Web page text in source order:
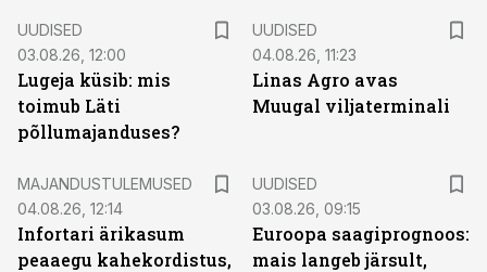
UUDISED
03.08.26, 12:00
Lugeja küsib: mis
toimub Läti
põllumajanduses?
UUDISED
04.08.26, 11:23
Linas Agro avas
Muugal viljaterminali
MAJANDUSTULEMUSED
04.08.26, 12:14
Infortari ärikasum
peaaegu kahekordistus,
UUDISED
03.08.26, 09:15
Euroopa saagiprognoos:
mais langeb järsult,